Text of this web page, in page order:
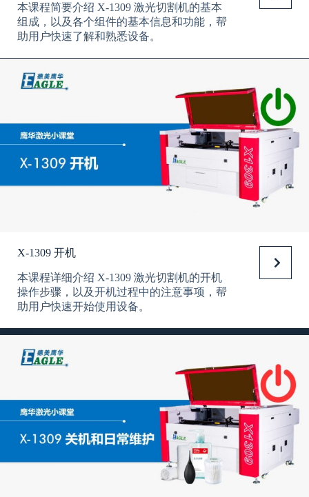
本课程简要介绍 X-1309 激光切割机的基本
组成，以及各个组件的基本信息和功能，帮
助用户快速了解和熟悉设备。
X-1309 开机
本课程详细介绍 X-1309 激光切割机的开机
操作步骤，以及开机过程中的注意事项，帮
助用户快速开始使用设备。